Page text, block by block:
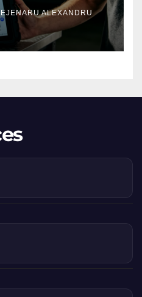
ALEXANDRU